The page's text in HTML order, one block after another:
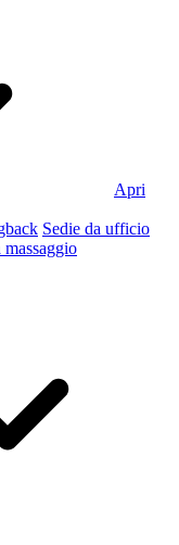
Apri
Sedie da ufficio